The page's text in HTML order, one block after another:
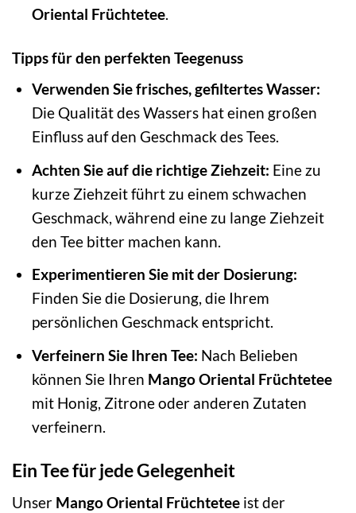
Oriental Früchtetee.
Tipps für den perfekten Teegenuss
Verwenden Sie frisches, gefiltertes Wasser:
Die Qualität des Wassers hat einen großen
Einfluss auf den Geschmack des Tees.
Achten Sie auf die richtige Ziehzeit: Eine zu
kurze Ziehzeit führt zu einem schwachen
Geschmack, während eine zu lange Ziehzeit
den Tee bitter machen kann.
Experimentieren Sie mit der Dosierung:
Finden Sie die Dosierung, die Ihrem
persönlichen Geschmack entspricht.
Verfeinern Sie Ihren Tee: Nach Belieben
können Sie Ihren Mango Oriental Früchtetee
mit Honig, Zitrone oder anderen Zutaten
verfeinern.
Ein Tee für jede Gelegenheit
Unser Mango Oriental Früchtetee ist der